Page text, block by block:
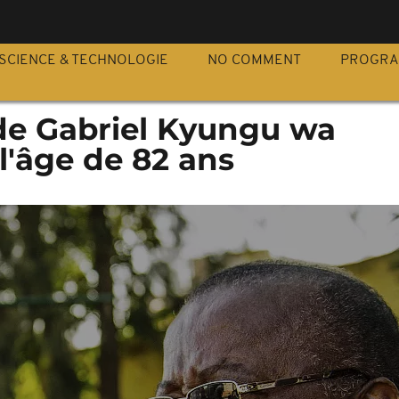
SCIENCE & TECHNOLOGIE NO COMMENT
Gabriel Kyungu wa
de 82 ans